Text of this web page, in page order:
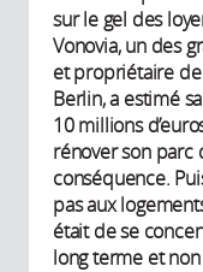
sur le gel des
Vonovia, un des
et propriétaire de
Berlin, a estimé
10 millions
rénover son parc
conséquence.
pas aux
était de se
long terme et